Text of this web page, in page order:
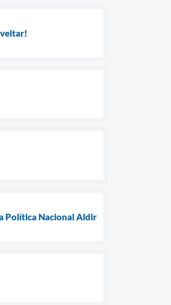
Política Nacional Aldir